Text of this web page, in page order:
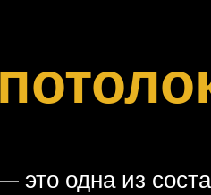
это одна из